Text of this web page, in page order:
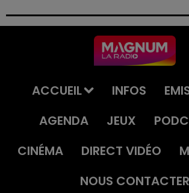
permis et la confiscation de son
ACCUEIL INFOS
AGENDA
JEUX
CINÉMA
DIRECT VIDÉO
NOUS CONTACTER